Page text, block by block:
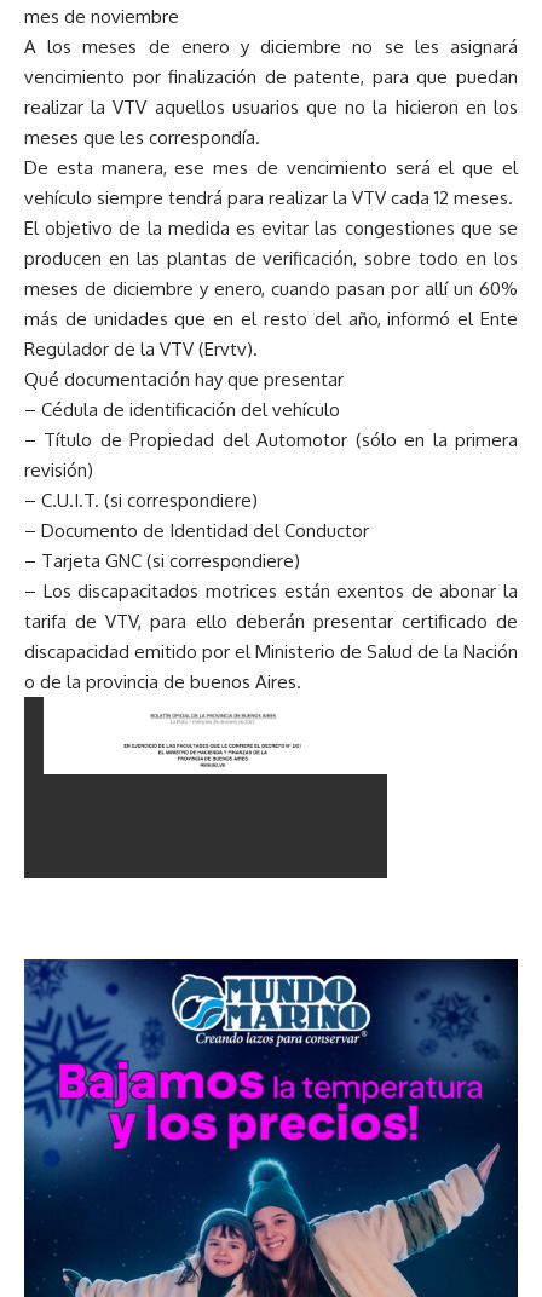
mes de noviembre
A los meses de enero y diciembre no se les asignará
vencimiento por finalización de patente, para que puedan
realizar la VTV aquellos usuarios que no la hicieron en los
meses que les correspondía.
De esta manera, ese mes de vencimiento será el que el
vehículo siempre tendrá para realizar la VTV cada 12 meses.
El objetivo de la medida es evitar las congestiones que se
producen en las plantas de verificación, sobre todo en los
meses de diciembre y enero, cuando pasan por allí un 60%
más de unidades que en el resto del año, informó el Ente
Regulador de la VTV (Ervtv).
Qué documentación hay que presentar
– Cédula de identificación del vehículo
– Título de Propiedad del Automotor (sólo en la primera
revisión)
– C.U.I.T. (si correspondiere)
– Documento de Identidad del Conductor
– Tarjeta GNC (si correspondiere)
– Los discapacitados motrices están exentos de abonar la
tarifa de VTV, para ello deberán presentar certificado de
discapacidad emitido por el Ministerio de Salud de la Nación
o de la provincia de buenos Aires.